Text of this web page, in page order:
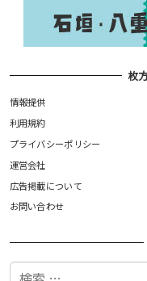
枚
情報提供
利用規約
プライバシーポリシー
運営会社
広告掲載について
お問い合わせ
検